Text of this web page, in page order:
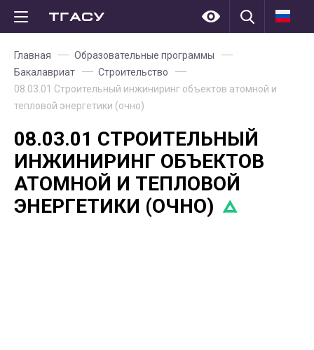
Главная
Образовательные программы
Бакалавриат
Строительство
08.03.01 Строительный инжиниринг объектов атомной и
тепловой энергетики (очно)
08.03.01 СТРОИТЕЛЬНЫЙ
ИНЖИНИРИНГ ОБЪЕКТОВ
АТОМНОЙ И ТЕПЛОВОЙ
ЭНЕРГЕТИКИ (ОЧНО)